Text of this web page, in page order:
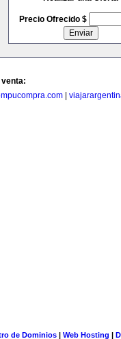
Precio Ofrecido $
de Dominios| Web Hosting |